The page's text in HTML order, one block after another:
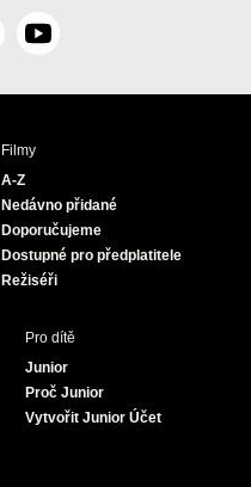
Y
u
Filmy
A-Z
Nedávno přidané
Doporučujeme
Dostupné pro předplatitele
Režiséři
Pro dítě
Junior
Proč Junior
Vytvořit Junior Účet